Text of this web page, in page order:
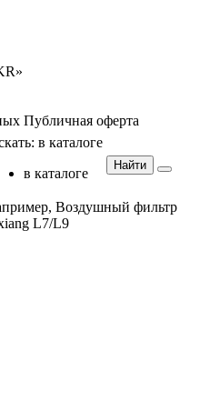
Публичная оферта
в каталоге
в каталоге
Найти
Воздушный фильтр
L7/L9